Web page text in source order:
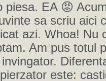
piesa. EA 😡
sa scriu aici
azi. Whoa! Nu
Am pus totul
este: